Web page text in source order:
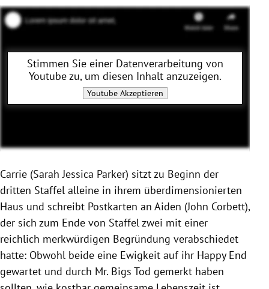
Stimmen Sie einer Datenverarbeitung von
Youtubezu, um diesen Inhalt anzuzeigen.
YoutubeAkzeptieren
Carrie (Sarah Jessica Parker) sitzt zu Beginn der
dritten Staffel alleine in ihrem überdimensionierten
Haus und schreibt Postkarten an Aiden (John Corbett),
der sich zum Ende von Staffel zwei mit einer
reichlich merkwürdigen Begründung verabschiedet
hatte: Obwohl beide eine Ewigkeit auf ihr Happy End
gewartet und durch Mr. Bigs Tod gemerkt haben